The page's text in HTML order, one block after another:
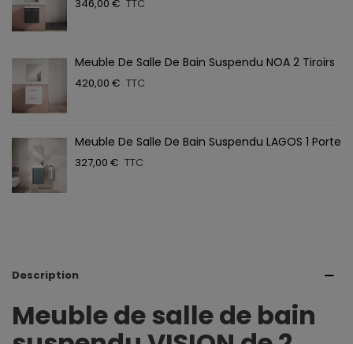
346,00 € TTC
Meuble De Salle De Bain Suspendu NOA 2 Tiroirs
420,00 € TTC
Meuble De Salle De Bain Suspendu LAGOS 1 Porte
327,00 € TTC
Description
Meuble de salle de bain